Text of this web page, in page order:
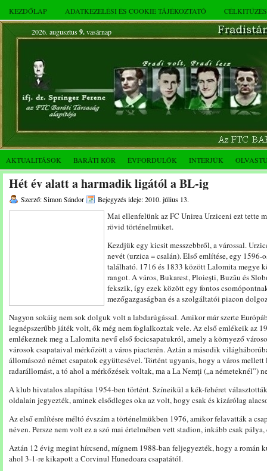
KEZDŐLAP ADATKEZELÉSI ÉS COOKIE TÁJÉKOZTATÓ
2026. augusztus 9.vasárnap
AKTUALITÁSOK BARÁTI KÖR ÉVFORDULÓK INTERJÚK
Hét év alatt a harmadik ligától a BL-ig
Szerző: Simon Sándor Bejegyzés ideje: 2010. július 13.
Mai ellenfelünk az FC Unirea Urziceni ezt tette
rövid történelmüket.
Kezdjük egy kicsit messzebbről, a várossal.
nevét (urzica = csalán). Első említése, egy
található. 1716 és 1833 között Lalomita megye
rangot. A város, Bukarest, Ploieşti, Buzău és
fekszik, így ezek között egy fontos
mezőgazgaságban és a szolgáltatói piacon
Nagyon sokáig nem sok dolguk volt a labdarúgással. Amikor már szerte
legnépszerűbb játék volt, ők még nem foglalkoztak vele. Az első emlékeik az
emlékeznek meg a Lalomita nevű első focicsapatukról, amely a környező
városok csapataival mérkőzött a város piacterén. Aztán a második
állomásozó német csapatok együttesével. Történt ugyanis, hogy a város
radarállomást, a tó ahol a mérkőzések voltak, ma a La Nemţi („a németeknél”)
A klub hivatalos alapítása 1954-ben történt. Színeikül a kék-fehéret
oldalain jegyezték, aminek elsődleges oka az volt, hogy csak és kizárólag
Az első említésre méltó évszám a történelmükben 1976, amikor felavatták a
néven. Persze nem volt ez a szó mai értelmében vett stadion, inkább csak
Aztán 12 évig megint hírcsend, mígnem 1988-ban feljegyezték, hogy a román
ahol 3-1-re kikapott a Corvinul Hunedoara csapatától.